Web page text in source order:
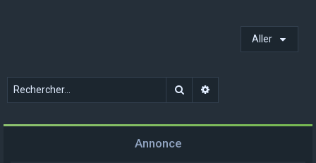
Aller
Rechercher
Annonce